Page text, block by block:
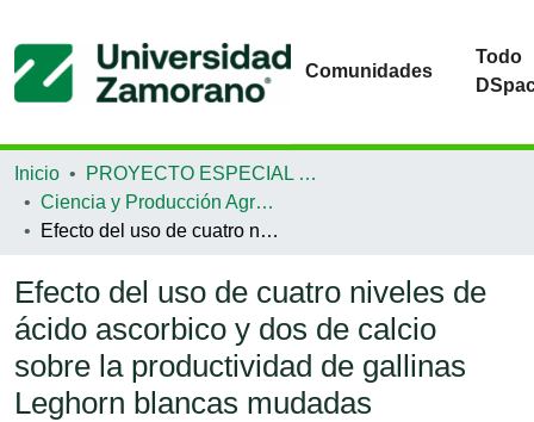
Comunidades
Todo
Inicio
PROYECTO ESPECIAL DE GRADUACIÓN
Ciencia y Producción Agropecuaria
Efecto del uso de cuatro niveles de ácido ascorbico y dos de calcio sobre la productividad de gallinas Leghorn blancas mudadas
Efecto del uso de cuatro niveles de
ácido ascorbico y dos de calcio
sobre la productividad de gallinas
Leghorn blancas mudadas